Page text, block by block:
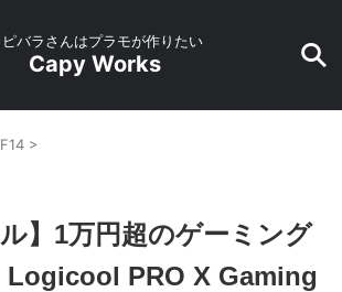
ピバラさんはプラモが作りたい
Capy Works
>
ル】1万円超のゲーミング
Logicool PRO X Gaming